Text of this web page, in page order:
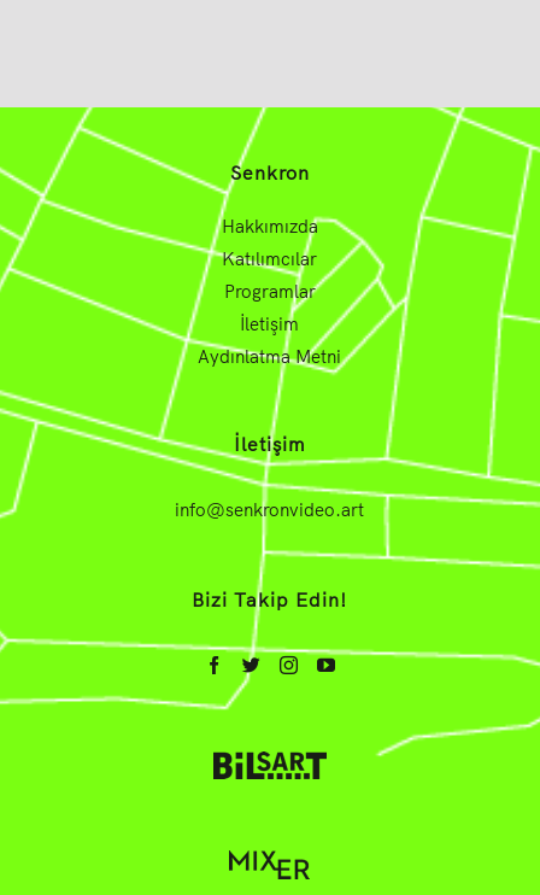
Senkron
Hakkımızda
Katılımcılar
Programlar
İletişim
Aydınlatma Metni
İletişim
info@senkronvideo.art
Bizi Takip Edin!